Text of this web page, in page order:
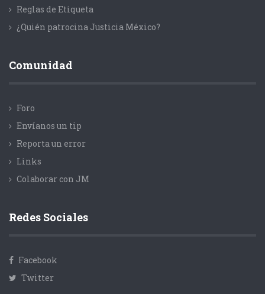
Reglas de Etiqueta
¿Quién patrocina Justicia México?
Comunidad
Foro
Envíanos un tip
Reporta un error
Links
Colaborar con JM
Redes Sociales
Facebook
Twitter